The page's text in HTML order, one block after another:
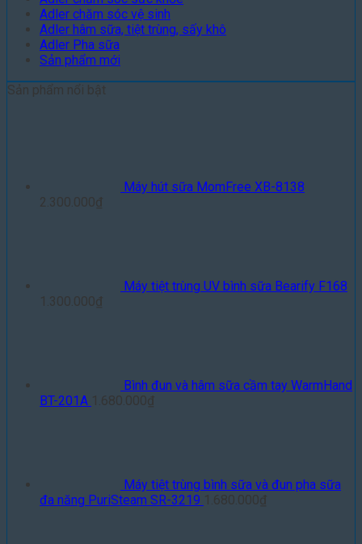
Adler chăm sóc vệ sinh
Adler hâm sữa, tiệt trùng, sấy khô
Adler Pha sữa
Sản phẩm mới
Sản phẩm nổi bật
Máy hút sữa MomFree XB-8138
2.300.000₫
Máy tiệt trùng UV bình sữa Bearify F168
1.300.000₫
Bình đun và hâm sữa cầm tay WarmHand
BT-201A 1.680.000₫
Máy tiệt trùng bình sữa và đun pha sữa
đa năng PuriSteam SR-3219 1.680.000₫